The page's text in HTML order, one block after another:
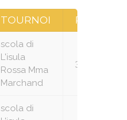
TOURNOI RONDE
scola di
L'isula
Rossa Mma
Marchand
3
scola di